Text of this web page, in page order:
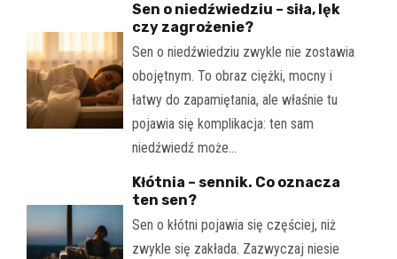
Sen o niedźwiedziu – siła, lęk
czy zagrożenie?
Sen o niedźwiedziu zwykle nie zostawia
obojętnym. To obraz ciężki, mocny i
łatwy do zapamiętania, ale właśnie tu
pojawia się komplikacja: ten sam
niedźwiedź może…
Kłótnia – sennik. Co oznacza
ten sen?
Sen o kłótni pojawia się częściej, niż
zwykle się zakłada. Zazwyczaj niesie